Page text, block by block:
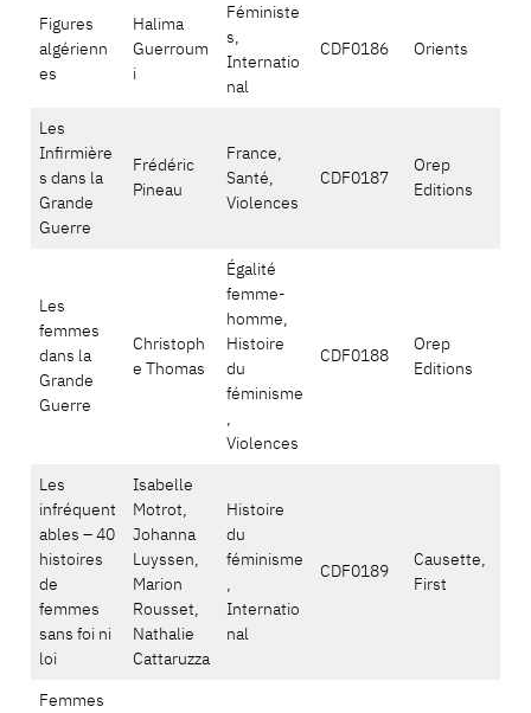
Figures
algérienn
es
Halima
Guerroum
i
Féministe
s,
Internatio
nal
CDF0186 Orients
Les
Infirmière
s dans la
Grande
Guerre
Frédéric
Pineau
France,
Santé,
Violences
CDF0187
Orep
Editions
Les
femmes
dans la
Grande
Guerre
Christoph
e Thomas
Égalité
femme-
homme,
Histoire
du
féminisme
,
Violences
CDF0188
Orep
Editions
Les
infréquent
ables – 40
histoires
de
femmes
sans foi ni
loi
Isabelle
Motrot,
Johanna
Luyssen,
Marion
Rousset,
Nathalie
Cattaruzza
Histoire
du
féminisme
,
Internatio
nal
CDF0189
Causette,
First
Femmes